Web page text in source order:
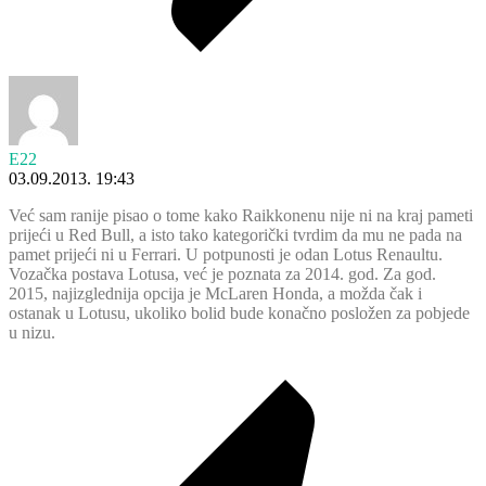
E22
03.09.2013. 19:43
Već sam ranije pisao o tome kako Raikkonenu nije ni na kraj pameti
prijeći u Red Bull, a isto tako kategorički tvrdim da mu ne pada na
pamet prijeći ni u Ferrari. U potpunosti je odan Lotus Renaultu.
Vozačka postava Lotusa, već je poznata za 2014. god. Za god.
2015, najizglednija opcija je McLaren Honda, a možda čak i
ostanak u Lotusu, ukoliko bolid bude konačno posložen za pobjede
u nizu.